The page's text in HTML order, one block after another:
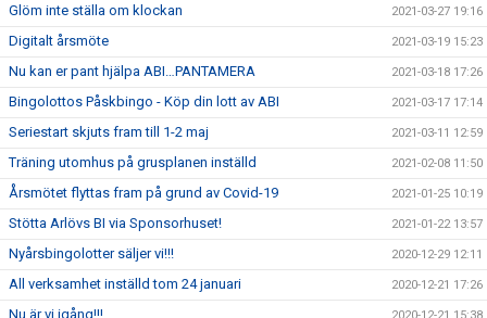
Glöm inte ställa om klockan 2021-03-27 19:16
Digitalt årsmöte 2021-03-19 15:23
Nu kan er pant hjälpa ABI…PANTAMERA 2021-03-18 17:26
Bingolottos Påskbingo - Köp din lott av ABI 2021-03-17 17:14
Seriestart skjuts fram till 1-2 maj 2021-03-11 12:59
Träning utomhus på grusplanen inställd 2021-02-08 11:50
Årsmötet flyttas fram på grund av Covid-19 2021-01-25 10:19
Stötta Arlövs BI via Sponsorhuset! 2021-01-22 13:57
Nyårsbingolotter säljer vi!!! 2020-12-29 12:11
All verksamhet inställd tom 24 januari 2020-12-21 17:26
Nu är vi igång!!! 2020-12-21 15:38